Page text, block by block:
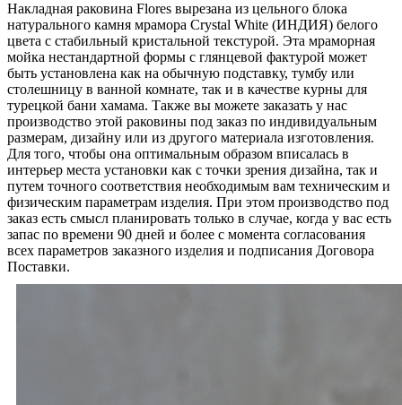
Накладная раковина Flores вырезана из цельного блока
натурального камня мрамора Crystal White (ИНДИЯ) белого
цвета c стабильный кристальной текстурой. Эта мраморная
мойка нестандартной формы с глянцевой фактурой может
быть установлена как на обычную подставку, тумбу или
столешницу в ванной комнате, так и в качестве курны для
турецкой бани хамама. Также вы можете заказать у нас
производство этой раковины под заказ по индивидуальным
размерам, дизайну или из другого материала изготовления.
Для того, чтобы она оптимальным образом вписалась в
интерьер места установки как с точки зрения дизайна, так и
путем точного соответствия необходимым вам техническим и
физическим параметрам изделия. При этом производство под
заказ есть смысл планировать только в случае, когда у вас есть
запас по времени 90 дней и более с момента согласования
всех параметров заказного изделия и подписания Договора
Поставки.